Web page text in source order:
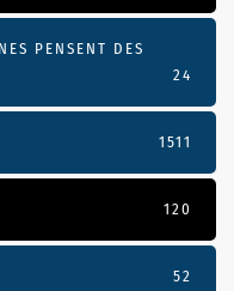
PENSENT DES
24
1511
120
52